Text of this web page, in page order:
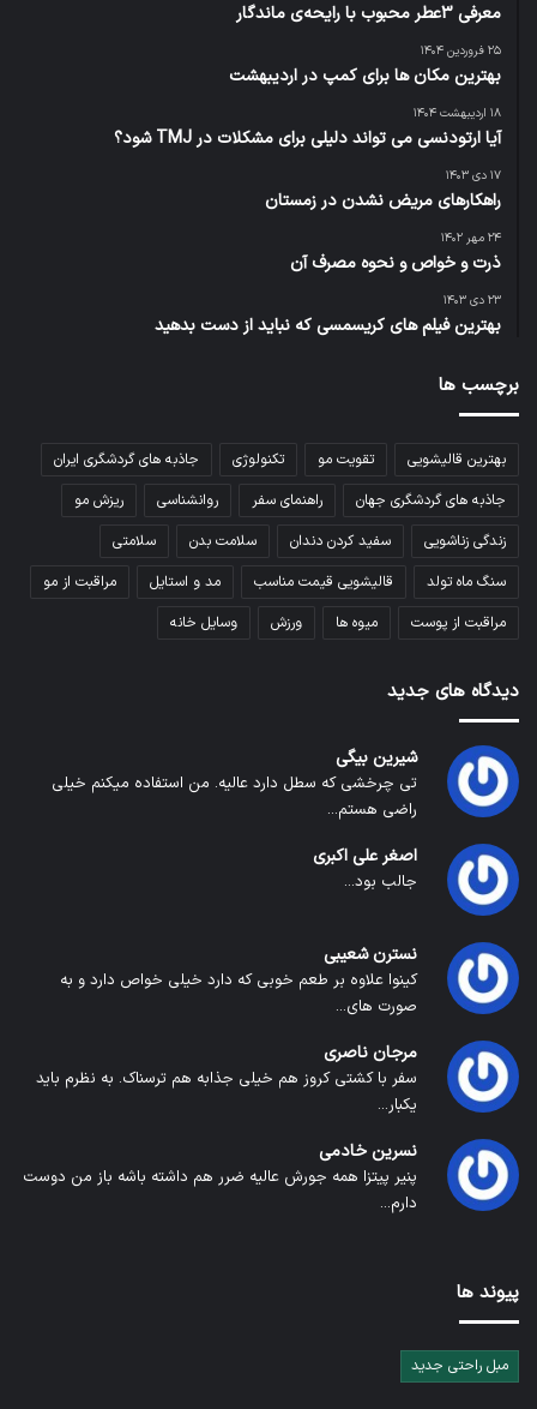
معرفی 3عطر محبوب با رایحه‌ی ماندگار
۲۵ فروردین ۱۴۰۴
بهترین مکان ها برای کمپ در اردیبهشت
۱۸ اردیبهشت ۱۴۰۴
آیا ارتودنسی می تواند دلیلی برای مشکلات در TMJ شود؟
۱۷ دی ۱۴۰۳
راهکارهای مریض نشدن در زمستان
۲۴ مهر ۱۴۰۲
ذرت و خواص و نحوه مصرف آن
۲۳ دی ۱۴۰۳
بهترین فیلم های کریسمسی که نباید از دست بدهید
برچسب ها
بهترین قالیشویی تقویت مو تکنولوژی
جاذبه های گردشگری ایران
جاذبه های گردشگری جهان
راهنمای سفر روانشناسی
ریزش مو
زندگی زناشویی
سفید کردن دندان سلامت بدن
سلامتی
سنگ ماه تولد
قالیشویی قیمت مناسب مد و استایل
مراقبت از مو
مراقبت از پوست
میوه ها ورزش وسایل خانه
دیدگاه های جدید
شیرین بیگی
تی چرخشی که سطل دارد عالیه. من استفاده میکنم خیلی
راضی هستم...
اصغر علی اکبری
جالب بود...
نسترن شعیبی
کینوا علاوه بر طعم خوبی که دارد خیلی خواص دارد و به
صورت های...
مرجان ناصری
سفر با کشتی کروز هم خیلی جذابه هم ترسناک. به نظرم باید
یکبار...
نسرین خادمی
پنیر پیتزا همه جورش عالیه ضرر هم داشته باشه باز من دوست
دارم...
پیوند ها
مبل راحتی جدید